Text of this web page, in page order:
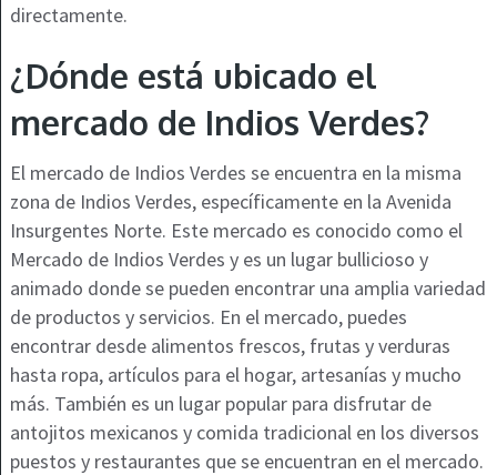
directamente.
¿Dónde está ubicado el
mercado de Indios Verdes?
El mercado de Indios Verdes se encuentra en la misma
zona de Indios Verdes, específicamente en la Avenida
Insurgentes Norte. Este mercado es conocido como el
Mercado de Indios Verdes y es un lugar bullicioso y
animado donde se pueden encontrar una amplia variedad
de productos y servicios. En el mercado, puedes
encontrar desde alimentos frescos, frutas y verduras
hasta ropa, artículos para el hogar, artesanías y mucho
más. También es un lugar popular para disfrutar de
antojitos mexicanos y comida tradicional en los diversos
puestos y restaurantes que se encuentran en el mercado.